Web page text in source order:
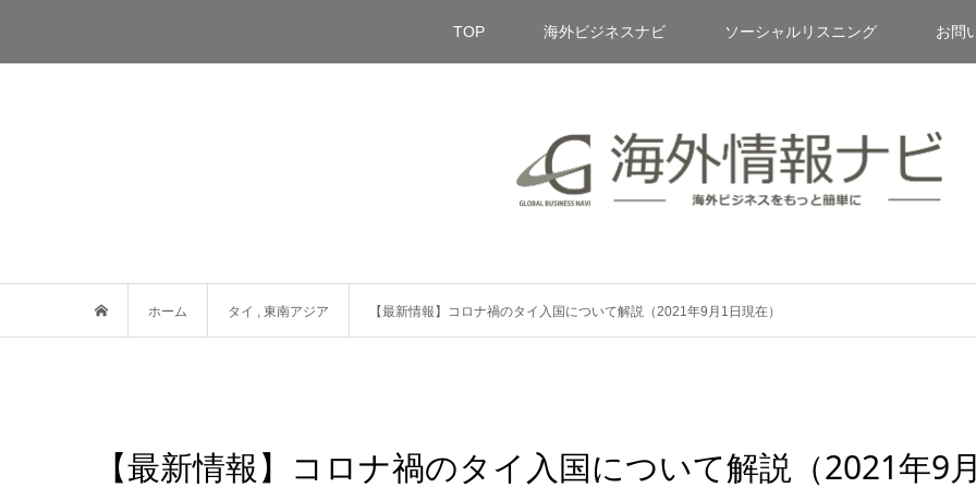
TOP 海外ビジネスナビ ソーシャルリスニング お問
ホーム タイ , 東南アジア 【最新情報】コロナ禍のタイ入国について解説（2021年9月1日現在）
【最新情報】コロナ禍のタイ入国について解説（2021年9月